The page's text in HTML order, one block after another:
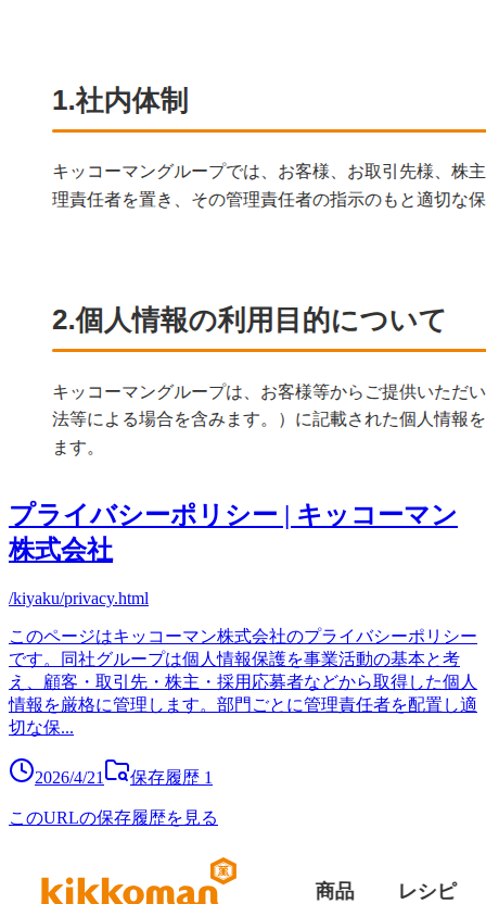
プライバシーポリシー | キッコーマン
株式会社
/kiyaku/privacy.html
このページはキッコーマン株式会社のプライバシーポリシー
です。同社グループは個人情報保護を事業活動の基本と考
え、顧客・取引先・株主・採用応募者などから取得した個人
情報を厳格に管理します。部門ごとに管理責任者を配置し適
切な保...
2026/4/21 保存履歴 1
このURLの保存履歴を見る